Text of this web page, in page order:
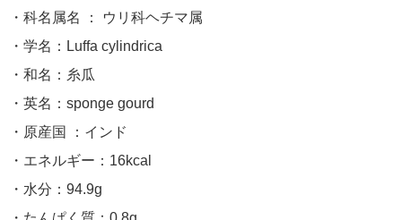
・科名属名 ： ウリ科ヘチマ属
・学名：Luffa cylindrica
・和名：糸瓜
・英名：sponge gourd
・原産国 ：インド
・エネルギー：16kcal
・水分：94.9g